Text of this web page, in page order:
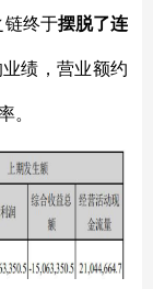
链终于摆脱了连
绩，营业额约
。